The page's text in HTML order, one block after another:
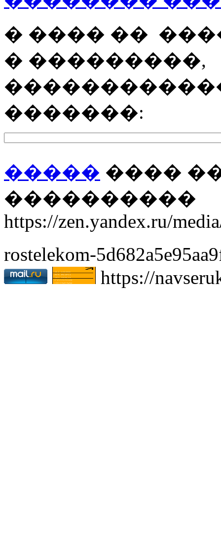
� ���� ��
� ���������,
�������:
����� ����
����������
https://zen.yandex.ru/
rostelekom-
https://